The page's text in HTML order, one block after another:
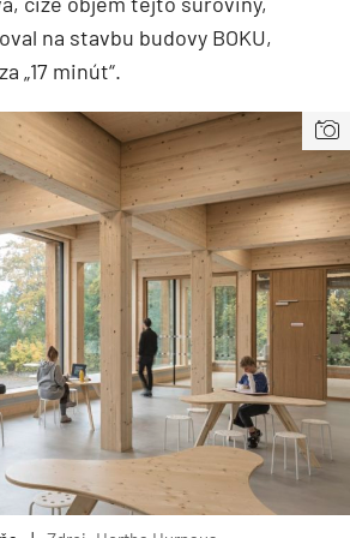
na stavbu budovy BOKU,
„17 minút“.